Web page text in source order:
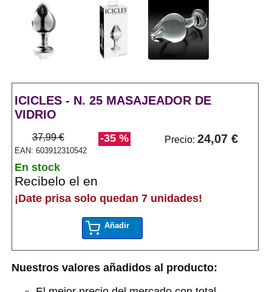
ICICLES - N. 25 MASAJEADOR DE
VIDRIO
Precio:24,07 €
-35 %
37,99 €
EAN: 603912310542
En stock
Recibelo el en
¡Date prisa solo quedan 7 unidades!
Añadir
Nuestros valores añadidos al producto: